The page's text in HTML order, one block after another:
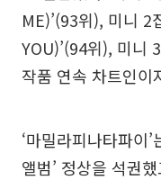
ME)’(93위), 미니 2
YOU)’(94위), 미니
작품 연속 차트인이
‘마밀라피나타파이
앨범’ 정상을 석권